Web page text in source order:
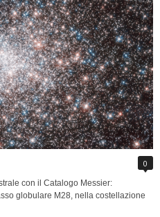
0
con il Catalogo Messier:
globulare M28, nella costellazione